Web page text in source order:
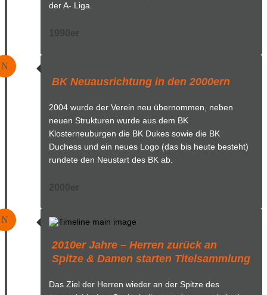
der A- Liga.
N
BK Neuausrichtung in den 2000ern
2004 wurde der Verein neu übernommen, neben
neuen Strukturen wurde aus dem BK
Klosterneuburgen die BK Dukes sowie die BK
Duchess und ein neues Logo (das bis heute besteht)
rundete den Neustart des BK ab.
N
2010er Jahre – Herren zurück an
Spitze & Damen starten Titelsammlung
Das Ziel der Herren wieder an der Spitze des